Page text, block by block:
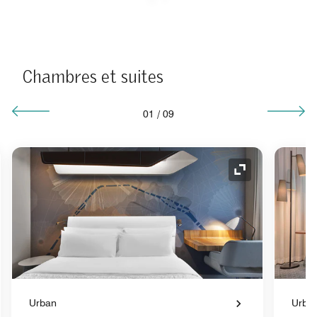
Chambres et suites
01 / 09
de développement Icône de
Urban